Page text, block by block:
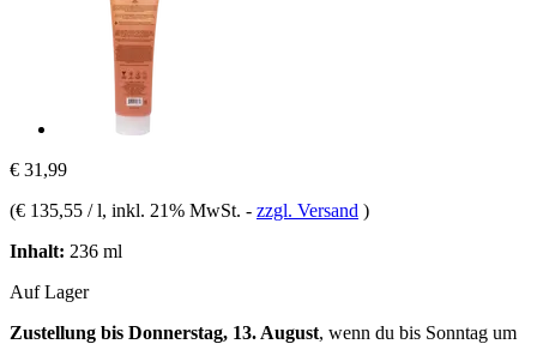
€ 31,99
(€ 135,55 / l, inkl. 21% MwSt. - zzgl. Versand )
Inhalt: 236 ml
Auf Lager
Zustellung bis Donnerstag, 13. August, wenn du bis Sonntag um